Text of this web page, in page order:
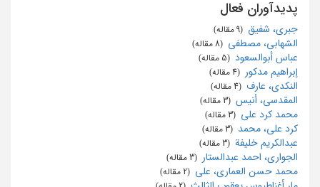
پدیدآوران فعال
جبری، شفیق
الشهابی، مصطفی
عباس أبوالسعود
إبراهیم مدکور
النکدی، عارف
المقدسی، أنیس
محمد کرد علی
کرد علی، محمد
عبدالکریم خلیفة
الجواري، احمد عبدالستار
محمد حسن العماری، علی